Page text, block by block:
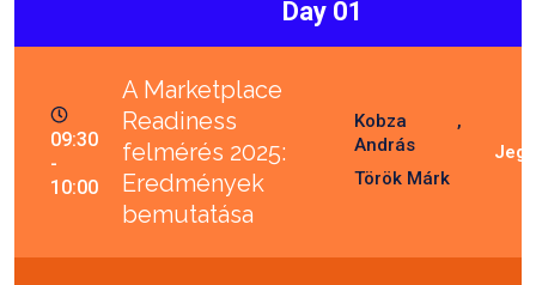
Day 01
09:30
-
10:00
A Marketplace
Readiness
felmérés 2025:
Eredmények
bemutatása
Kobza
András
Török Márk